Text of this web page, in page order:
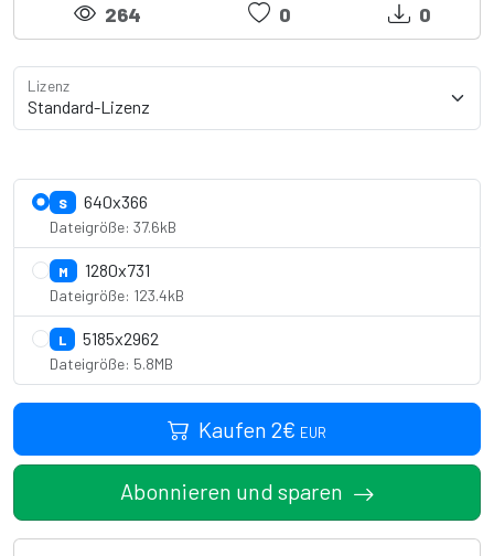
264 0 0
Lizenz
S 640x366
Dateigröße: 37.6kB
M 1280x731
Dateigröße: 123.4kB
L 5185x2962
Dateigröße: 5.8MB
Kaufen 2€ EUR
Abonnieren und sparen